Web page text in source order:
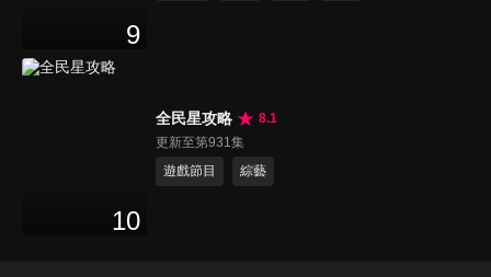
9
10
全民星攻略
8.1
更新至第931集
遊戲節目
綜藝